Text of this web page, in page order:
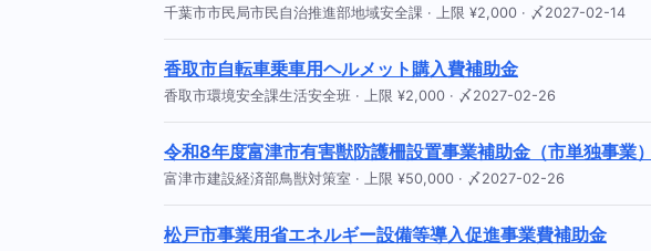
千葉市市民局市民自治推進部地域安全課 · 上限 ¥2,000 · 〆2027-02-14
香取市自転車乗車用ヘルメット購入費補助金
香取市環境安全課生活安全班 · 上限 ¥2,000 · 〆2027-02-26
令和8年度富津市有害獣防護柵設置事業補助金（市単独事業）
富津市建設経済部鳥獣対策室 · 上限 ¥50,000 · 〆2027-02-26
松戸市事業用省エネルギー設備等導入促進事業費補助金